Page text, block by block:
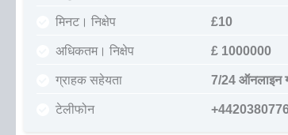
मिनट। निक्षेप £10
अधिकतम। निक्षेप £ 1000000
ग्राहक सहेयता 7/24 ऑनलाइन
टेलीफोन